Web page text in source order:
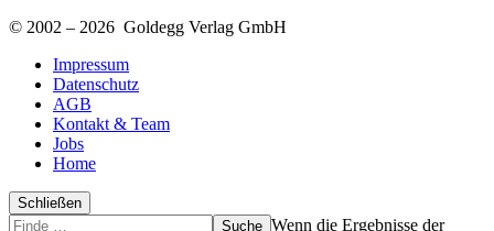
© 2002 – 2026 Goldegg Verlag GmbH
Impressum
Datenschutz
AGB
Kontakt & Team
Jobs
Home
Schließen
Finde Wenn die Ergebnisse der